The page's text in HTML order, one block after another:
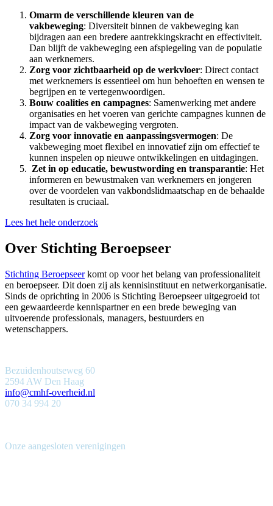
Omarm de verschillende kleuren van de
vakbeweging: Diversiteit binnen de vakbeweging kan
bijdragen aan een bredere aantrekkingskracht en effectiviteit.
Dan blijft de vakbeweging een afspiegeling van de populatie
aan werknemers.
Zorg voor zichtbaarheid op de werkvloer: Direct contact
met werknemers is essentieel om hun behoeften en wensen te
begrijpen en te vertegenwoordigen.
Bouw coalities en campagnes: Samenwerking met andere
organisaties en het voeren van gerichte campagnes kunnen de
impact van de vakbeweging vergroten.
Zorg voor innovatie en aanpassingsvermogen: De
vakbeweging moet flexibel en innovatief zijn om effectief te
kunnen inspelen op nieuwe ontwikkelingen en uitdagingen.
Zet in op educatie, bewustwording en transparantie: Het
informeren en bewustmaken van werknemers en jongeren
over de voordelen van vakbondslidmaatschap en de behaalde
resultaten is cruciaal.
Lees het hele onderzoek
Over Stichting Beroepseer
Stichting Beroepseerkomt op voor het belang van professionaliteit
en beroepseer. Dit doen zij als kennisinstituut en netwerkorganisatie.
Sinds de oprichting in 2006 is Stichting Beroepseer uitgegroeid tot
een gewaardeerde kennispartner en een brede beweging van
uitvoerende professionals, managers, bestuurders en
wetenschappers.
Bezuidenhoutseweg 60
2594 AW Den Haag
info@cmhf-overheid.nl
070 34 994 20
Onze aangesloten verenigingen